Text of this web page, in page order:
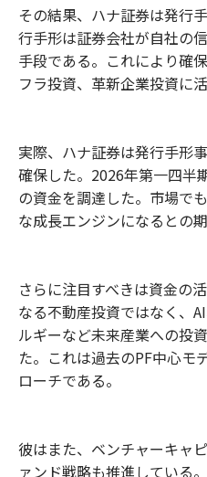
その結果、ハナ証券は発行
行手形は証券会社が自社の
手段である。これにより確
フラ投資、革新企業投資に
実際、ハナ証券は発行手形
確保した。2026年第一四半
の資金を調達した。市場で
な成長エンジンになるとの
さらに注目すべきは資金の
なる不動産投資ではなく、
ルギーなど未来産業への投
た。これは過去のPF中心モ
ローチである。
彼はまた、ベンチャーキャ
ァンド戦略も推進している